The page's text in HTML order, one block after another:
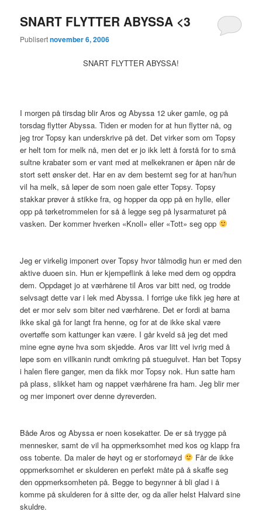
SNART FLYTTER ABYSSA <3
Publisertnovember 6, 2006
SNART FLYTTER ABYSSA!
I morgen på tirsdag blir Aros og Abyssa 12 uker gamle, og på
torsdag flytter Abyssa. Tiden er moden for at hun flytter nå, og
jeg tror Topsy kan underskrive på det. Det virker som om Topsy
er helt tom for melk nå, men det er jo ikk lett å forstå for to små
sultne krabater som er vant med at melkekranen er åpen når de
stort sett ønsker det. Har en av dem bestemt seg for at han/hun
vil ha melk, så løper de som noen gale etter Topsy. Topsy
stakkar prøver å stikke fra, og hopper da opp på en hylle, eller
opp på tørketrommelen for så å legge seg på lysarmaturet på
vasken. Der kommer hverken «Knoll» eller «Tott» seg opp
Jeg er virkelig imponert over Topsy hvor tålmodig hun er med den
aktive duoen sin. Hun er kjempeflink å leke med dem og oppdra
dem. Oppdaget jo at værhårene til Aros var bitt ned, og trodde
selvsagt dette var i lek med Abyssa. I forrige uke fikk jeg høre at
det er mor selv som biter ned værhårene. Det er fordi at barna
ikke skal gå for langt fra henne, og for at de ikke skal være
overtøffe som kattunger kan være. I går kveld så jeg det med
mine egne øyne hva som skjedde. Aros var litt vel ivrig med å
løpe som en villkanin rundt omkring på stuegulvet. Han bet Topsy
i halen flere ganger, men da fikk mor Topsy nok. Hun satte ham
på plass, slikket ham og nappet værhårene fra ham. Jeg blir mer
og mer imponert over denne dyreverden.
Både Aros og Abyssa er noen kosekatter. De er så trygge på
mennesker, samt de vil ha oppmerksomhet med kos og klapp fra
oss tobente. Da maler de høyt og er storfornøyd
Får de ikke
oppmerksomhet er skulderen en perfekt måte på å skaffe seg
den oppmerksomheten på. Begge to begynner å bli glad i å
komme på skulderen for å sitte der, og da aller helst Halvard sine
skuldre.